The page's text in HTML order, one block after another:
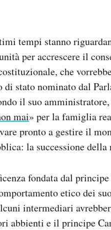
tempi stanno
per accrescere il
che
di stato nominato dal
il suo
mai» per la famiglia
pronto a gestire il
la successione
fondata dal
etico dei
intermediari
abbienti e il principe